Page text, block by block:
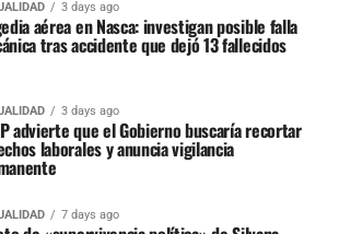
3 days ago
aérea en Nasca: investigan posible falla
tras accidente que dejó 13 fallecidos
3 days ago
advierte que el Gobierno buscaría recortar
laborales y anuncia vigilancia
7 days ago